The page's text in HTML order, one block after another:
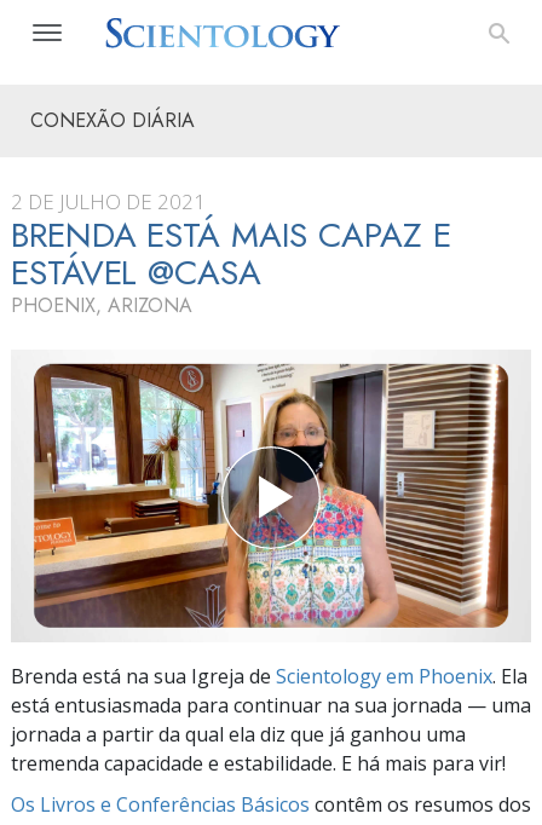
CONEXÃO DIÁRIA
2 DE JULHO DE 2021
BRENDA ESTÁ MAIS CAPAZ E
ESTÁVEL @CASA
PHOENIX, ARIZONA
Brenda está na sua Igreja de Scientology em Phoenix. Ela
está entusiasmada para continuar na sua jornada — uma
jornada a partir da qual ela diz que já ganhou uma
tremenda capacidade e estabilidade. E há mais para vir!
Os Livros e Conferências Básicos contêm os resumos dos